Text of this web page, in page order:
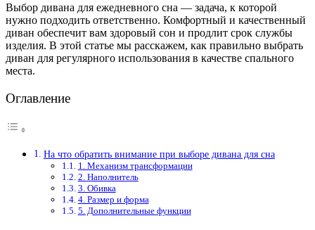
Выбор дивана для ежедневного сна — задача, к которой
нужно подходить ответственно. Комфортный и качественный
диван обеспечит вам здоровый сон и продлит срок службы
изделия. В этой статье мы расскажем, как правильно выбрать
диван для регулярного использования в качестве спального
места.
Оглавление
На что обратить внимание при выборе дивана для сна
1. Механизм трансформации
2. Наполнитель
3. Обивка
4. Размер и форма
5. Дополнительные функции